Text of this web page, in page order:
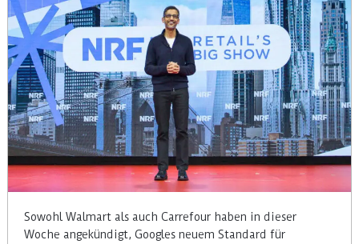
Sowohl Walmart als auch Carrefour haben in dieser
Woche angekündigt, Googles neuem Standard für